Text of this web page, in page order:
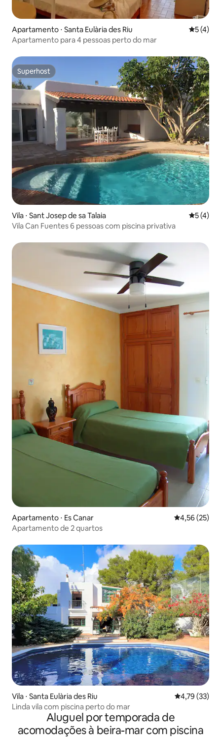
Apartamento ⋅ Santa Eulària des Riu 5 de
5 (4)
Apartamento para 4 pessoas perto do mar
Superhost
Superhost
Vila ⋅ Sant Josep de sa Talaia 5 de
5 (4)
Vila Can Fuentes 6 pessoas com piscina privativa
Apartamento ⋅ Es Canar 4,56 de uma
4,56 (25)
Apartamento de 2 quartos
Vila ⋅ Santa Eulària des Riu 4,79 de uma
4,79 (33)
Linda vila com piscina perto do mar
Aluguel por temporada de
acomodações à beira-mar com piscina